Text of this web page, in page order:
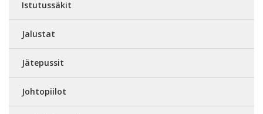
Istutussäkit
Jalustat
Jätepussit
Johtopiilot